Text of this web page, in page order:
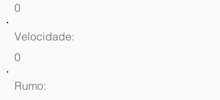
0
Velocidade:
0
Rumo: